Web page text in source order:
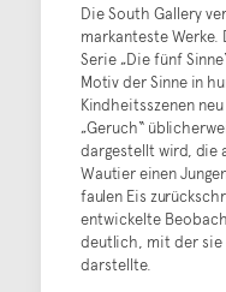
Die South Gallery
markanteste
Serie „Die fünf
Motiv der Sinne in
Kindheitsszenen
„Geruch“
dargestellt wird, die
Wautier einen
faulen Eis
entwickelte
deutlich, mit der sie
darstellte.